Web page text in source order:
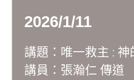
2026/1/11
講題：唯一救主 :
講員：張瀚仁 傳道